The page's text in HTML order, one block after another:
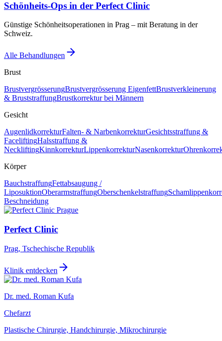
Schönheits-Ops in der Perfect Clinic
Günstige Schönheitsoperationen in Prag – mit Beratung in der
Schweiz.
Alle Behandlungen
Brust
BrustvergrösserungBrustvergrösserung EigenfettBrustverkleinerung
& BruststraffungBrustkorrektur bei Männern
Gesicht
AugenlidkorrekturFalten- & NarbenkorrekturGesichtsstraffung &
FaceliftingHalsstraffung &
NeckliftingKinnkorrekturLippenkorrekturNasenkorrektur
Körper
BauchstraffungFettabsaugung /
LiposuktionOberarmstraffungOberschenkelstraffung
Beschneidung
Perfect Clinic
Prag, Tschechische Republik
Klinik entdecken
Dr. med. Roman Kufa
Chefarzt
Plastische Chirurgie, Handchirurgie, Mikrochirurgie